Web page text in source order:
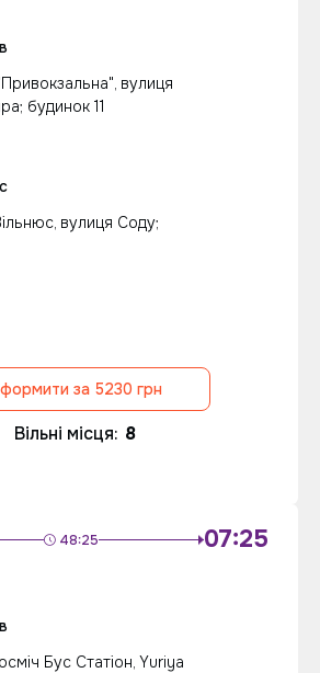
вулиця
будинок 11
вулиця Соду;
за 5230 грн
Вільні місця: 8
48:25 07:25
Бус Статіон, Yuriya